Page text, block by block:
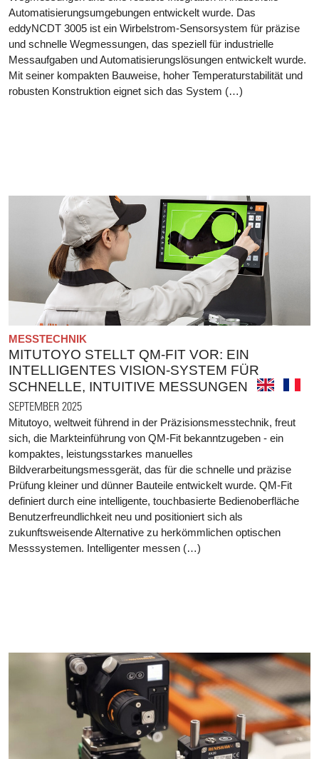
Automatisierungsumgebungen entwickelt wurde. Das
eddyNCDT 3005 ist ein Wirbelstrom-Sensorsystem für präzise
und schnelle Wegmessungen, das speziell für industrielle
Messaufgaben und Automatisierungslösungen entwickelt wurde.
Mit seiner kompakten Bauweise, hoher Temperaturstabilität und
robusten Konstruktion eignet sich das System (…)
MESSTECHNIK
MITUTOYO STELLT QM-FIT VOR: EIN
INTELLIGENTES VISION-SYSTEM FÜR
SCHNELLE, INTUITIVE MESSUNGEN
SEPTEMBER 2025
Mitutoyo, weltweit führend in der Präzisionsmesstechnik, freut
sich, die Markteinführung von QM-Fit bekanntzugeben - ein
kompaktes, leistungsstarkes manuelles
Bildverarbeitungsmessgerät, das für die schnelle und präzise
Prüfung kleiner und dünner Bauteile entwickelt wurde. QM-Fit
definiert durch eine intelligente, touchbasierte Bedienoberfläche
Benutzerfreundlichkeit neu und positioniert sich als
zukunftsweisende Alternative zu herkömmlichen optischen
Messsystemen. Intelligenter messen (…)